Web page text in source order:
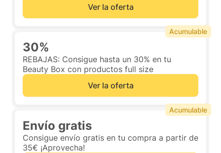
Ver la oferta
30%
REBAJAS: Consigue hasta un 30% en tu
Beauty Box con productos full size
Ver la oferta
Acumulable
Envío gratis
Consigue envío gratis en tu compra a partir de
35€ ¡Aprovecha!
Acumulable